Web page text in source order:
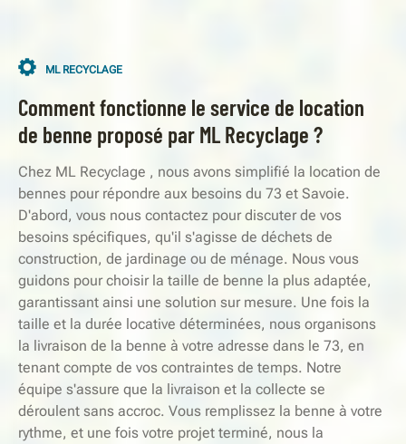
ML RECYCLAGE
Comment fonctionne le service de location
de benne proposé par ML Recyclage ?
Chez ML Recyclage , nous avons simplifié la location de
bennes pour répondre aux besoins du 73 et Savoie.
D'abord, vous nous contactez pour discuter de vos
besoins spécifiques, qu'il s'agisse de déchets de
construction, de jardinage ou de ménage. Nous vous
guidons pour choisir la taille de benne la plus adaptée,
garantissant ainsi une solution sur mesure. Une fois la
taille et la durée locative déterminées, nous organisons
la livraison de la benne à votre adresse dans le 73, en
tenant compte de vos contraintes de temps. Notre
équipe s'assure que la livraison et la collecte se
déroulent sans accroc. Vous remplissez la benne à votre
rythme, et une fois votre projet terminé, nous la